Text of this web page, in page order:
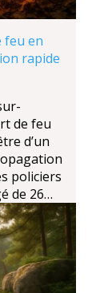
feu en
rapide
de feu
d’un
policiers
de 26…